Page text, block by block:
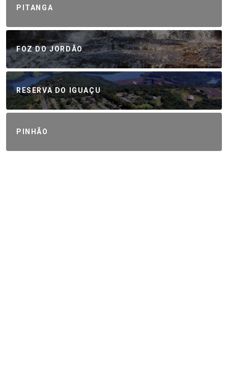
PITANGA
FOZ DO JORDÃO
RESERVA DO IGUAÇU
PINHÃO